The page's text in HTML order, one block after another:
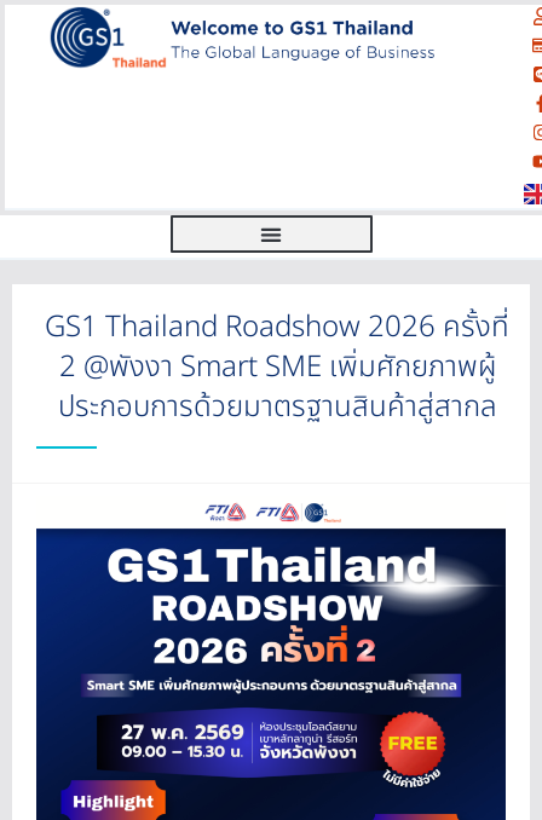
GS1 Thailand Roadshow 2026 ครั้งที่
2 @พังงา Smart SME เพิ่มศักยภาพผู้
ประกอบการด้วยมาตรฐานสินค้าสู่สากล